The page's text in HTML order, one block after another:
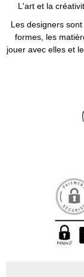
L'art et la
Les designers
formes, les
jouer avec elles et